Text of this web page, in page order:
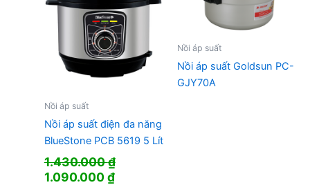
Nồi áp suất
Nồi áp suất điện đa năng
BlueStone PCB 5619 5 Lít
1.430.000₫
Giá
1.090.000₫Giá
Nồi áp suất
Nồi áp suất Goldsun PC-
GJY70A